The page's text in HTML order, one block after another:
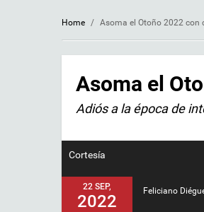
Home / Asoma el Otoño 2022 con
Asoma el
Adiós a la época de
Cortesía
22 SEP,
2022
Feliciano